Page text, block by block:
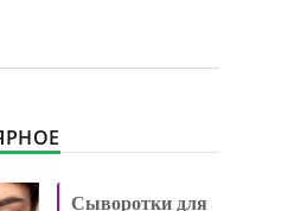
Сыворотки для